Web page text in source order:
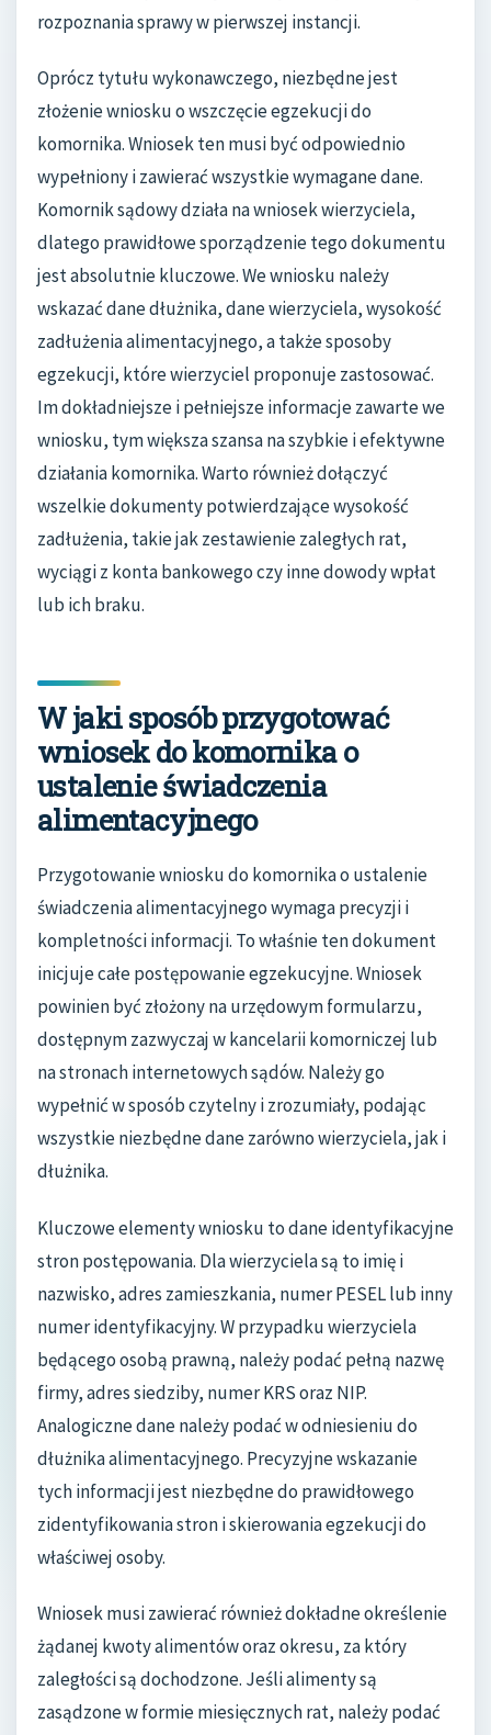
rozpoznania sprawy w pierwszej instancji.
Oprócz tytułu wykonawczego, niezbędne jest
złożenie wniosku o wszczęcie egzekucji do
komornika. Wniosek ten musi być odpowiednio
wypełniony i zawierać wszystkie wymagane dane.
Komornik sądowy działa na wniosek wierzyciela,
dlatego prawidłowe sporządzenie tego dokumentu
jest absolutnie kluczowe. We wniosku należy
wskazać dane dłużnika, dane wierzyciela, wysokość
zadłużenia alimentacyjnego, a także sposoby
egzekucji, które wierzyciel proponuje zastosować.
Im dokładniejsze i pełniejsze informacje zawarte we
wniosku, tym większa szansa na szybkie i efektywne
działania komornika. Warto również dołączyć
wszelkie dokumenty potwierdzające wysokość
zadłużenia, takie jak zestawienie zaległych rat,
wyciągi z konta bankowego czy inne dowody wpłat
lub ich braku.
W jaki sposób przygotować
wniosek do komornika o
ustalenie świadczenia
alimentacyjnego
Przygotowanie wniosku do komornika o ustalenie
świadczenia alimentacyjnego wymaga precyzji i
kompletności informacji. To właśnie ten dokument
inicjuje całe postępowanie egzekucyjne. Wniosek
powinien być złożony na urzędowym formularzu,
dostępnym zazwyczaj w kancelarii komorniczej lub
na stronach internetowych sądów. Należy go
wypełnić w sposób czytelny i zrozumiały, podając
wszystkie niezbędne dane zarówno wierzyciela, jak i
dłużnika.
Kluczowe elementy wniosku to dane identyfikacyjne
stron postępowania. Dla wierzyciela są to imię i
nazwisko, adres zamieszkania, numer PESEL lub inny
numer identyfikacyjny. W przypadku wierzyciela
będącego osobą prawną, należy podać pełną nazwę
firmy, adres siedziby, numer KRS oraz NIP.
Analogiczne dane należy podać w odniesieniu do
dłużnika alimentacyjnego. Precyzyjne wskazanie
tych informacji jest niezbędne do prawidłowego
zidentyfikowania stron i skierowania egzekucji do
właściwej osoby.
Wniosek musi zawierać również dokładne określenie
żądanej kwoty alimentów oraz okresu, za który
zaległości są dochodzone. Jeśli alimenty są
zasądzone w formie miesięcznych rat, należy podać